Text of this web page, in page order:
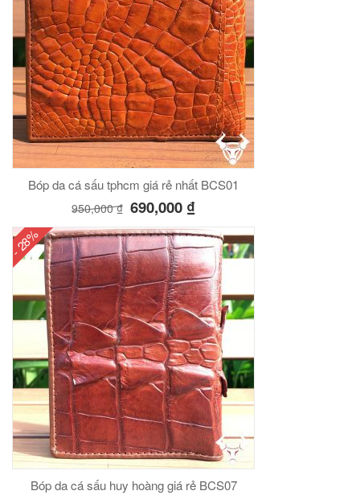
Bóp da cá sấu tphcm giá rẻ nhất BCS01
950,000₫ 690,000 ₫
- 28%
Bóp da cá sấu huy hoàng giá rẻ BCS07